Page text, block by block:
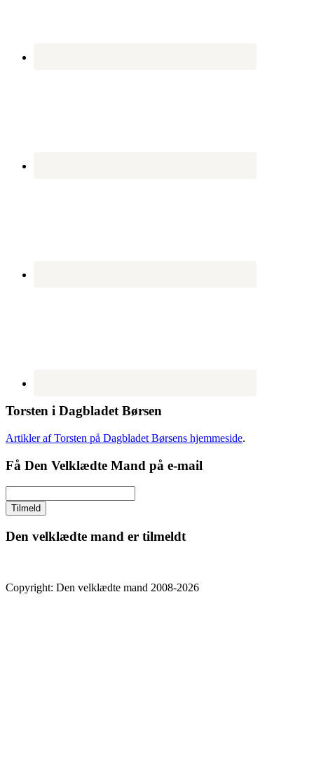
Torsten i Dagbladet Børsen
Artikler af Torsten på Dagbladet Børsens hjemmeside.
Få Den Velklædte Mand på e-mail
Den velklædte mand er tilmeldt
Copyright: Den velklædte mand 2008-2026